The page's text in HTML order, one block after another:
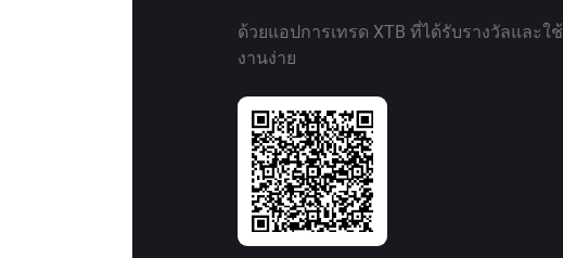
ด้วยแอปการเทรด XTB ที่ได้รับรางวัลและใช้
งานง่าย